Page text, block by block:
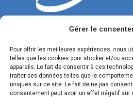
Gérer le
Pour offrir les meilleures expériences, nous
telles que les cookies pour stocker et/ou
appareils. Le fait de consentir à ces
traiter des données telles que le
uniques sur ce site. Le fait de ne pas
consentement peut avoir un effet négatif
CONTACTEZ-NOUS
Tél. : 04 42 77 00 00
Du lundi au jeudi : de 8h30 à 12h et
Vendredi : de 8h30 à 12h et de